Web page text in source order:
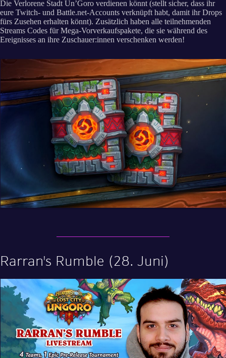
Die Verlorene Stadt Un’Goro verdienen könnt (stellt sicher, dass ihr
eure Twitch- und Battle.net-Accounts verknüpft habt, damit ihr Drops
fürs Zusehen erhalten könnt). Zusätzlich haben alle teilnehmenden
Streams Codes für Mega-Vorverkaufspakete, die sie während des
Ereignisses an ihre Zuschauer:innen verschenken werden!
Rarran's Rumble (28. Juni)